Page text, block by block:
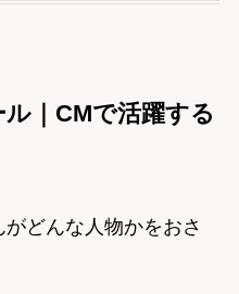
｜CMで活躍する
どんな人物かをおさ